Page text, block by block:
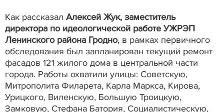
Как рассказал Алексей Жук, заместитель
директора по идеологической работе УЖРЭП
Ленинского района Гродно, в рамках первичного
обследования был запланирован текущий ремонт
фасадов 121 жилого дома в центральной части
города. Работы охватили улицы: Советскую,
Митрополита Филарета, Карла Маркса, Кирова,
Урицкого, Виленскую, Большую Троицкую,
Замковую, Стефана Батория, Социалистическую,